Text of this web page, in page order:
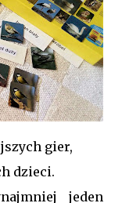
gier,
dzieci.
jeden